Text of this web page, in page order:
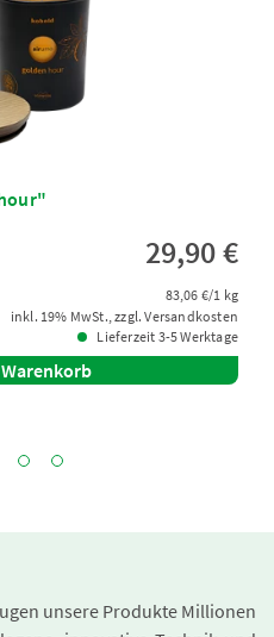
29,90 €
83,06 €/1 kg
inkl. 19% MwSt., zzgl. Versandkosten
Lieferzeit 3-5 Werktage
unsere Produkte Millionen